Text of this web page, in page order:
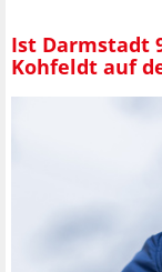
Ist Darmstadt
Kohfeldt auf